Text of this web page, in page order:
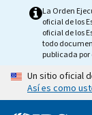
La Orden
oficial de los
oficial de los
todo
publicada por
Un sitio oficial
Así es como